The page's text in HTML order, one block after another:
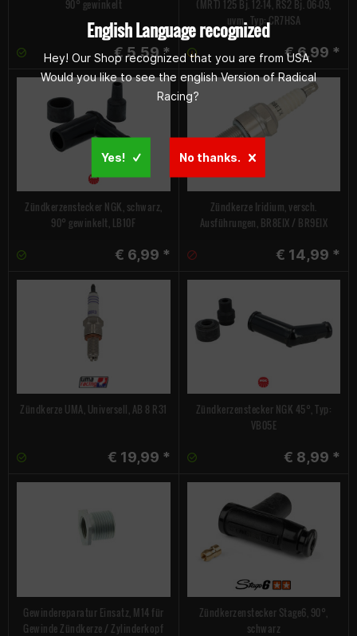
90° gewinkelt
€ 5,59 *
(MRT) 125 Bj. 12-14, RS2 Bj. 06-09,
uvm., Typ: CR7HSA
€ 6,99 *
Zündkerzenstecker NGK, schwarz,
90° gewinkelt, LB10F
€ 6,99 *
Zündkerze Iridium, versch.
Ausführungen, BR8EIX / BR9EIX
€ 14,99 *
Zündkerze UMA, Universell, AB 8 R31
€ 19,99 *
Zündkerzenstecker NGK 45°, Typ:
VB05E
€ 8,99 *
Gewindereparatur Einsatz, M14 für
Gewinde Zündkerze / Zylinderkopf
Zündkerzenstecker Stage6, 90°,
schwarz
English Language recognized
Hey! Our Shop recognized that you are from USA.
Would you like to see the english Version of Radical
Racing?
Yes! No thanks.